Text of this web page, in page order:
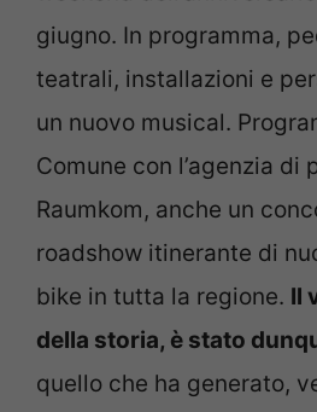
giugno. In programma,
teatrali, installazioni e
un nuovo musical.
Comune con l’agenzia di
Raumkom, anche un
roadshow itinerante di
bike in tutta la regione. Il
della storia, è stato
quello che ha generato,